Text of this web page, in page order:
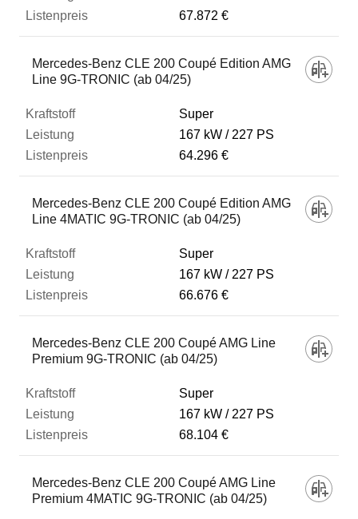
67.872 €
Mercedes-Benz CLE 200 Coupé Edition AMG
Line 9G-TRONIC (ab 04/25)
Super
167 kW
227 PS
64.296 €
Mercedes-Benz CLE 200 Coupé Edition AMG
Line 4MATIC 9G-TRONIC (ab 04/25)
Super
167 kW
227 PS
66.676 €
Mercedes-Benz CLE 200 Coupé AMG Line
Premium 9G-TRONIC (ab 04/25)
Super
167 kW
227 PS
68.104 €
Mercedes-Benz CLE 200 Coupé AMG Line
Premium 4MATIC 9G-TRONIC (ab 04/25)